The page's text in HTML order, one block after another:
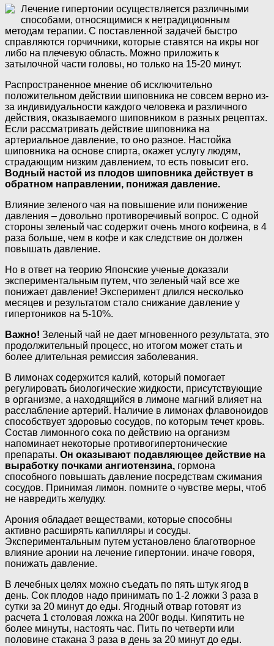
Лечение гипертонии осуществляется различными
способами, относящимися к нетрадиционным
методам терапии. С поставленной задачей быстро
справляются горчичники, которые ставятся на икры ног
либо на плечевую область. Можно приложить к
затылочной части головы, но только на 15-20 минут.
Распространенное мнение об исключительно
положительном действии шиповника не совсем верно из-
за индивидуальности каждого человека и различного
действия, оказываемого шиповником в разных рецептах.
Если рассматривать действие шиповника на
артериальное давление, то оно разное. Настойка
шиповника на основе спирта, окажет услугу людям,
страдающим низким давлением, то есть повысит его.
Водный настой из плодов шиповника действует в
обратном направлении, понижая давление.
Влияние зеленого чая на повышение или понижение
давления – довольно противоречивый вопрос. С одной
стороны зеленый час содержит очень много кофеина, в 4
раза больше, чем в кофе и как следствие он должен
повышать давление.
Но в ответ на теорию Японские ученые доказали
экспериментальным путем, что зеленый чай все же
понижает давление! Эксперимент длился несколько
месяцев и результатом стало снижание давление у
гипертоников на 5-10%.
Важно! Зеленый чай не дает мгновенного результата, это
продолжительный процесс, но итогом может стать и
более длительная ремиссия заболевания.
В лимонах содержится калий, который помогает
регулировать биологические жидкости, присутствующие
в организме, а находящийся в лимоне магний влияет на
расслабление артерий. Наличие в лимонах флавоноидов
способствует здоровью сосудов, по которым течет кровь.
Состав лимонного сока по действию на организм
напоминает некоторые противогипертонические
препараты. Он оказывают подавляющее действие на
выработку почками ангиотензина, гормона
способного повышать давление посредствам сжимания
сосудов. Принимая лимон. помните о чувстве меры, чтоб
не навредить желудку.
Арония обладает веществами, которые способны
активно расширять капилляры и сосуды.
Экспериментальным путем установлено благотворное
влияние аронии на лечение гипертонии. иначе говоря,
понижать давление.
В лечебных целях можно съедать по пять штук ягод в
день. Сок плодов надо принимать по 1-2 ложки 3 раза в
сутки за 20 минут до еды. Ягодный отвар готовят из
расчета 1 столовая ложка на 200г воды. Кипятить не
более минуты, настоять час. Пить по четверти или
половине стакана 3 раза в день за 20 минут до еды.